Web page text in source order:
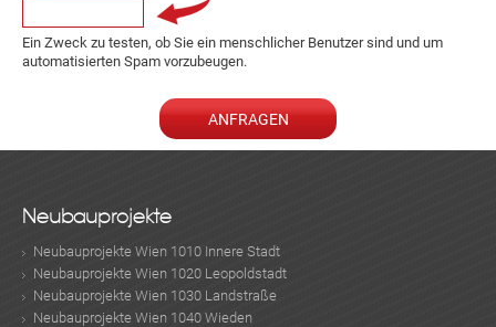
Ein Zweck zu testen, ob Sie ein menschlicher Benutzer sind und um
automatisierten Spam vorzubeugen.
Neubauprojekte
Neubauprojekte Wien 1010 Innere Stadt
Neubauprojekte Wien 1020 Leopoldstadt
Neubauprojekte Wien 1030 Landstraße
Neubauprojekte Wien 1040 Wieden